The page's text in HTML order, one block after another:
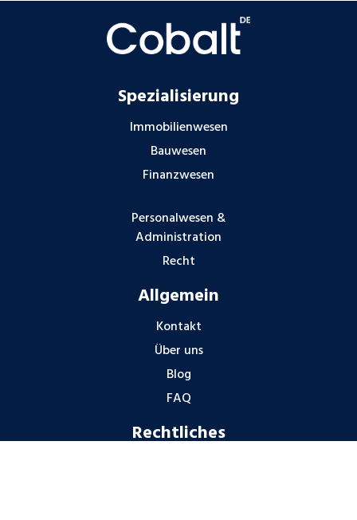
Spezialisierung
Immobilienwesen
Bauwesen
Finanzwesen
Personalwesen &
Administration
Recht
Allgemein
Kontakt
Über uns
Blog
FAQ
Rechtliches